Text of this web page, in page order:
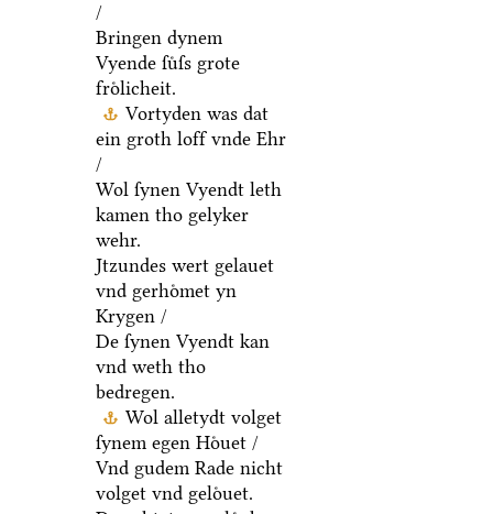
/
Bringen dynem
Vyende ſuͤſs grote
froͤlicheit.
Vortyden was dat
ein groth loff vnde Ehr
/
Wol ſynen Vyendt leth
kamen tho gelyker
wehr.
Jtzundes wert gelauet
vnd gerhoͤmet yn
Krygen /
De ſynen Vyendt kan
vnd weth tho
bedregen.
Wol alletydt volget
ſynem egen Hoͤuet /
Vnd gudem Rade nicht
volget vnd geloͤuet.